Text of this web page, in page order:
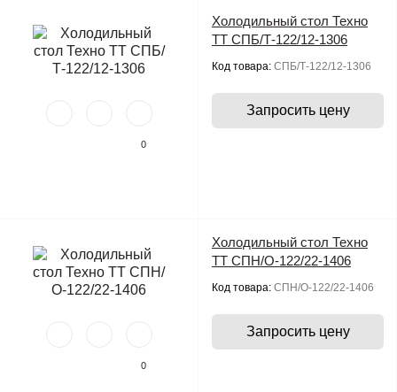
0
Холодильный стол Техно
ТТ СПБ/Т-122/12-1306
Код товара: СПБ/Т-122/12-1306
Запросить цену
0
Холодильный стол Техно
ТТ СПН/О-122/22-1406
Код товара: СПН/О-122/22-1406
Запросить цену